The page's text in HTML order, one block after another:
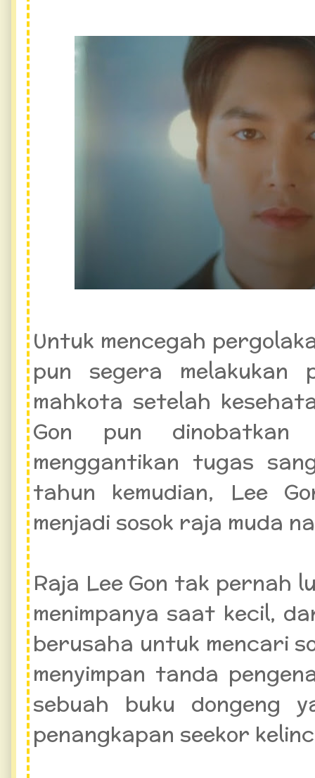
Untuk mencegah
pun segera melakukan
mahkota setelah
Gon pun
menggantikan tugas
tahun kemudian, Lee
menjadi sosok raja muda
Raja Lee Gon tak pernah
menimpanya saat kecil,
berusaha untuk mencari
menyimpan tanda
sebuah buku dongeng
penangkapan seekor